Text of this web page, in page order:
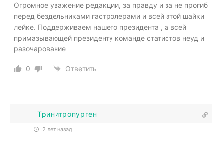
Огромное уважение редакции, за правду и за не прогиб
перед бездельниками гастролерами и всей этой шайки
лейке. Поддерживаем нашего президента , а всей
примазывающей президенту команде статистов неуд и
разочарование
0 Ответить
Тринитропурген
2 лет назад